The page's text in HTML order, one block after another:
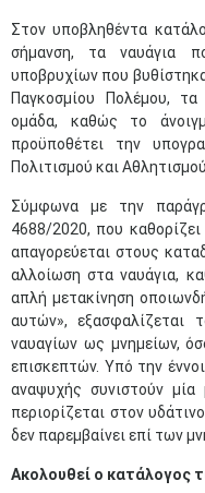
Στον υποβληθέντα
σήμανση, τα ναυάγια
υποβρυχίων που
Παγκοσμίου Πολέμου, τα
ομάδα, καθώς το
προϋποθέτει την
Πολιτισμού και
Σύμφωνα με την
4688/2020, που
απαγορεύεται στους
αλλοίωση στα ναυάγια,
απλή μετακίνηση
αυτών», εξασφαλίζεται
ναυαγίων ως μνημείων,
επισκεπτών. Υπό την
αναψυχής συνιστούν
περιορίζεται στον
δεν παρεμβαίνει επί των
Ακολουθεί ο κατάλογος